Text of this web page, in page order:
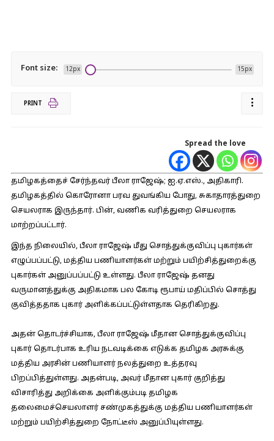
Font size: 12px 15px
PRINT
Spread the love
தமிழகத்தைச் சேர்ந்தவர் பீலா ராஜேஷ்; ஐ.ஏ.எஸ்., அதிகாரி.
தமிழகத்தில் கொரோனா பரவ துவங்கிய போது, சுகாதாரத்துறை
செயலராக இருந்தார். பின், வணிக வரித்துறை செயலராக
மாற்றப்பட்டார்.
இந்த நிலையில், பீலா ராஜேஷ் மீது சொத்துக்குவிப்பு புகார்கள்
எழுப்பப்பட்டு, மத்திய பணியாளர்கள் மற்றும் பயிற்சித்துறைக்கு
புகார்கள் அனுப்பப்பட்டு உள்ளது. பீலா ராஜேஷ் தனது
வருமானத்துக்கு அதிகமாக பல கோடி ரூபாய் மதிப்பில் சொத்து
குவித்ததாக புகார் அளிக்கப்பட்டுள்ளதாக தெரிகிறது.
அதன் தொடர்ச்சியாக, பீலா ராஜேஷ் மீதான சொத்துக்குவிப்பு
புகார் தொடர்பாக உரிய நடவடிக்கை எடுக்க தமிழக அரசுக்கு
மத்திய அரசின் பணியாளர் நலத்துறை உத்தரவு
பிறப்பித்துள்ளது. அதன்படி, அவர் மீதான புகார் குறித்து
விசாரித்து அறிக்கை அளிக்கும்படி தமிழக
தலைமைச்செயலாளர் சண்முகத்துக்கு மத்திய பணியாளர்கள்
மற்றும் பயிற்சித்துறை நோட்டீஸ் அனுப்பியுள்ளது.